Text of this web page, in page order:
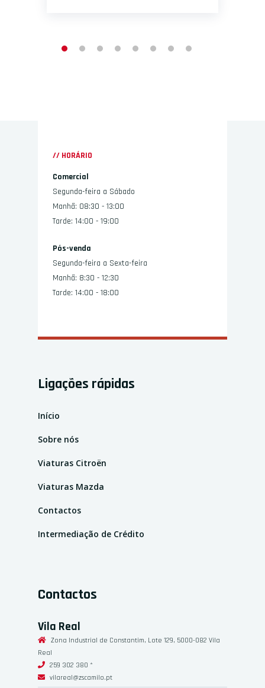
// HORÁRIO
Comercial
Segunda-feira a Sábado
Manhã: 08:30 - 13:00
Tarde: 14:00 - 19:00
Pós-venda
Segunda-feira a Sexta-feira
Manhã: 8:30 - 12:30
Tarde: 14:00 - 18:00
Ligações rápidas
Início
Sobre nós
Viaturas Citroën
Viaturas Mazda
Contactos
Intermediação de Crédito
Contactos
Vila Real
Zona Industrial de Constantim, Lote 129, 5000-082 Vila
Real
259 302 380 *
vilareal@zscamilo.pt